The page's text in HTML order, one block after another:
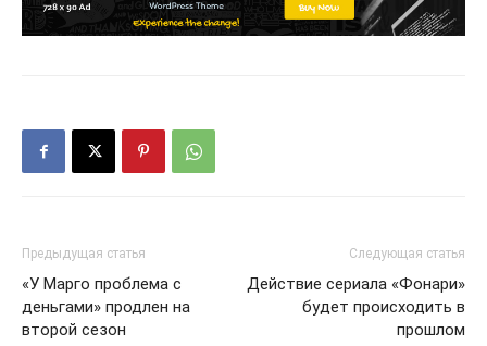
Предыдущая статья
«У Марго проблема с
деньгами» продлен на
второй сезон
Следующая статья
Действие сериала «Фонари»
будет происходить в
прошлом